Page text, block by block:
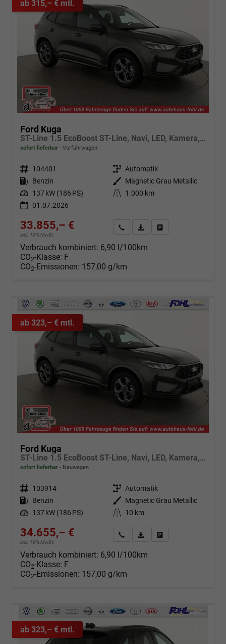
ab 315,– € mtl.
Ford Kuga
ST-Line 1.5 EcoBoost ST-Line, Navi, LED, Kamera, Winter, FS beheizbar
sofort lieferbar Vorführwagen
Fahrzeugnr. 104401 Getriebe Automatik
Kraftstoff Benzin Außenfarbe
Magnetic Grau Metallic
Leistung 137 kW (186 PS) Kilometerstand
1.000 km
01.07.2026
33.855,– €
incl. 19% MwSt.
Angebot anfordern
Fahrzeugexpose (PDF)
Verbrauch kombiniert: 6,90 l/100km
CO2-Klasse: F
CO2-Emissionen: 157,00 g/km
ab 323,– € mtl.
Ford Kuga
ST-Line 1.5 EcoBoost ST-Line, Navi, LED, Kamera, Winter, FS beheizbar
sofort lieferbar Neuwagen
Fahrzeugnr. 103914 Getriebe Automatik
Kraftstoff Benzin Außenfarbe
Magnetic Grau Metallic
Leistung 137 kW (186 PS) Kilometerstand 10 km
34.655,– €
incl. 19% MwSt.
Angebot anfordern
Fahrzeugexpose (PDF)
Verbrauch kombiniert: 6,90 l/100km
CO2-Klasse: F
CO2-Emissionen: 157,00 g/km
ab 323,– € mtl.